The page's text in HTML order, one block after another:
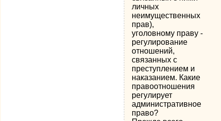
личных
неимущественных
прав),
уголовному праву -
регулирование
отношений,
связанных с
преступлением и
наказанием. Какие
правоотношения
регулирует
административное
право?